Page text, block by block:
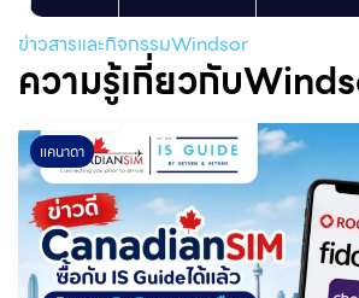
ข่าวสารและกิจกรรมWindsor
ความรู้เกี่ยวกับ
แคนาดา